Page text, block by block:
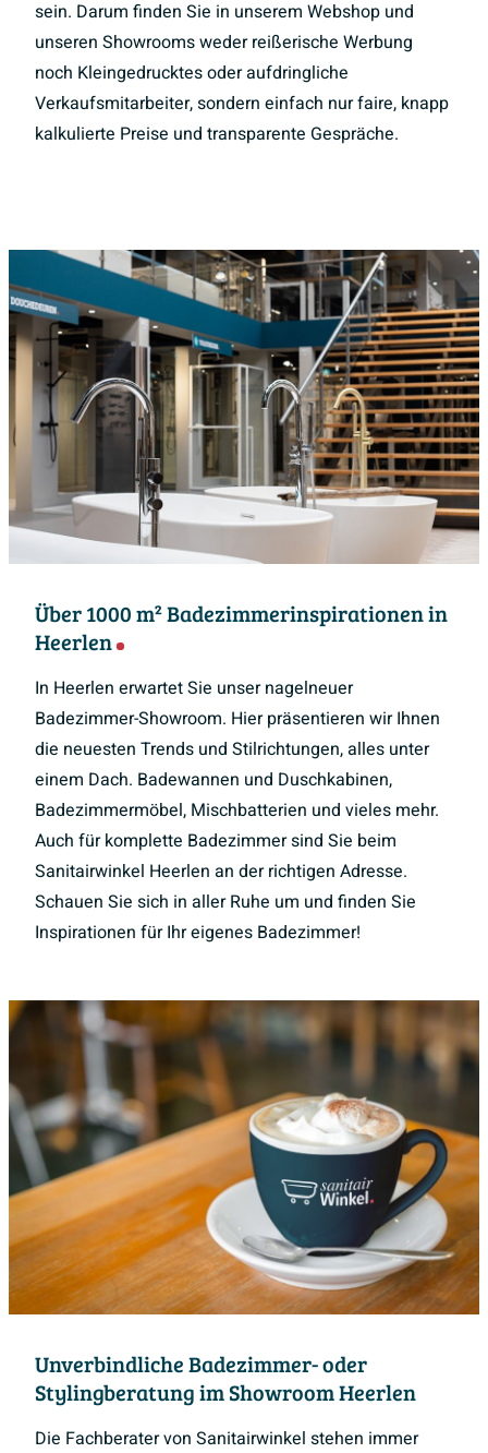
sein. Darum finden Sie in unserem Webshop und
unseren Showrooms weder reißerische Werbung
noch Kleingedrucktes oder aufdringliche
Verkaufsmitarbeiter, sondern einfach nur faire, knapp
kalkulierte Preise und transparente Gespräche.
Über 1000 m² Badezimmerinspirationen in
Heerlen
In Heerlen erwartet Sie unser nagelneuer
Badezimmer-Showroom. Hier präsentieren wir Ihnen
die neuesten Trends und Stilrichtungen, alles unter
einem Dach. Badewannen und Duschkabinen,
Badezimmermöbel, Mischbatterien und vieles mehr.
Auch für komplette Badezimmer sind Sie beim
Sanitairwinkel Heerlen an der richtigen Adresse.
Schauen Sie sich in aller Ruhe um und finden Sie
Inspirationen für Ihr eigenes Badezimmer!
Unverbindliche Badezimmer- oder
Stylingberatung im Showroom Heerlen
Die Fachberater von Sanitairwinkel stehen immer